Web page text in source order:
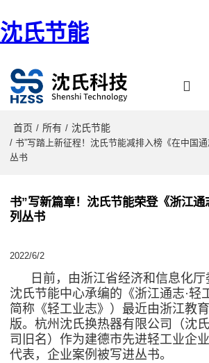
沈氏节能
首页 / 所有 / 沈氏节能
/ 书”写踏上新征程！沈氏节能减排入榜《在中国
丛书
书”写新篇章！沈氏节能荣登《浙江通
列丛书
2022/6/2
日前，由浙江省经济和信息化
沈氏节能中心承编的《浙江通志·轻
简称《轻工业志》）最近由浙江教
版。杭州沈氏换热器有限公司（沈
司旧名）作为建德市先进轻工业企
代表，企业案例被写进丛书。